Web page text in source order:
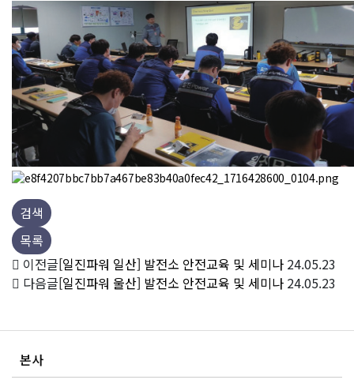
검색
목록
이전글[일진파워 일산] 발전소 안전교육 및 세미나 24.05.23
다음글[일진파워 울산] 발전소 안전교육 및 세미나 24.05.23
본사